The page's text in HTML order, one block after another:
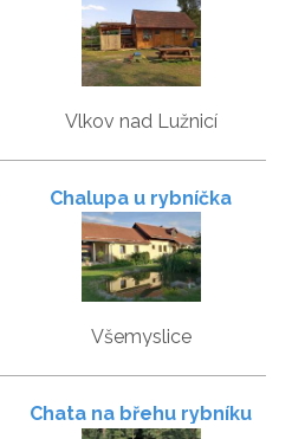
Vlkov nad Lužnicí
Chalupa u rybníčka
Všemyslice
Chata na břehu rybníku